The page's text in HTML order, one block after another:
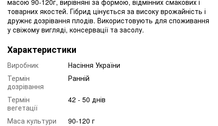
товарних якостей. Гібрид цінується за високу врожайність і
дружнє дозрівання плодів. Використовують для споживання
у свіжому вигляді, консервації та засолу.
Характеристики
Виробник
Насіння України
Термін
дозрівання
Ранній
Термін
вегетації
42 - 50 днів
Маса культури
90-120 г